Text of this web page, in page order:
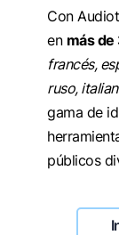
Con
en más
francés,
ruso,
gama de
públicos